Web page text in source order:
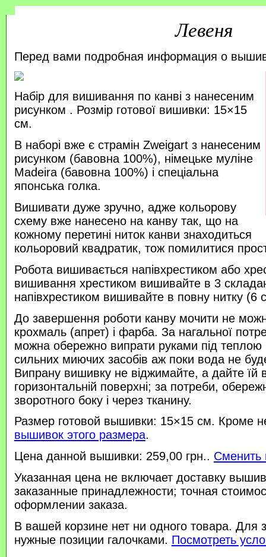
Левеня
Перед вами подробная информация о
Набір для вишивання по канві з нанесеним
рисунком . Розмір готової вишивки: 15×15
см.
В наборі вже є страмін Zweigart з нанесеним
рисунком (бавовна 100%), німецьке муліне
Madeira (бавовна 100%) і спеціальна
японська голка.
Вишивати дуже зручно, адже кольорову
схему вже нанесено на канву так, що на
кожному перетині ниток канви знаходиться
кольоровий квадратик, тож помилитися
Робота вишивається напівхрестиком або
вишивання хрестиком вишивайте в 3
напівхрестиком вишивайте в повну нитку (6
До завершення роботи канву мочити не
крохмаль (апрет) і фарба. За нагальної
можна обережно випрати руками під
сильних миючих засобів аж поки вода не
Випрану вишивку не віджимайте, а дайте їй
горизонтальній поверхні; за потреби,
зворотного боку і через тканину.
Размер готовой вышивки: 15×15 см. Кроме
вышивок этого размера.
Цена данной вышивки: 259,00 грн.. Сменить
Указанная цена не включает доставку
заказанные принадлежности; точная
оформлении заказа.
В вашей корзине нет ни одного товара. Для
нужные позиции галочками. Посмотреть